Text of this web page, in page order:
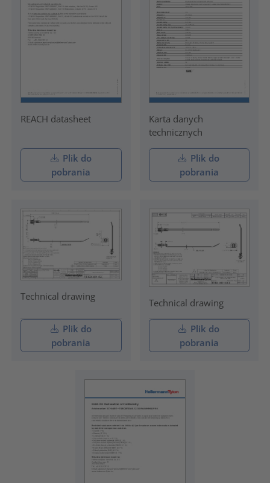
REACH datasheet
Plik do
pobrania
Karta danych
technicznych
Plik do
pobrania
Technical drawing
Plik do
pobrania
Technical drawing
Plik do
pobrania